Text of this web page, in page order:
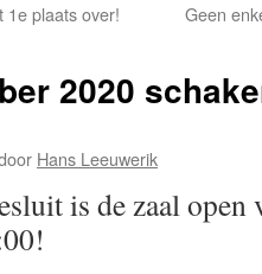
1e plaats over! Geen
2020
Hans Leeuwerik
is de zaal